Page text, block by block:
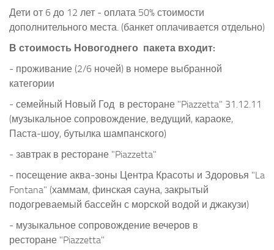
Дети от 6 до 12 лет - оплата 50% стоимости
дополнительного места. (банкет оплачивается отдельно)
В стоимость Новогоднего пакета входит:
- проживание (2/6 ночей) в номере выбранной
категории
- семейный Новый Год в ресторане "Piazzetta" 31.12.11
(музыкальное сопровождение, ведущий, караоке,
Паста-шоу, бутылка шампанского)
- завтрак в ресторане "Piazzetta"
- посещение аква-зоны Центра Красоты и Здоровья "La
Fontana" (хаммам, финская сауна, закрытый
подогреваемый бассейн с морской водой и джакузи)
- музыкальное сопровождение вечеров в
ресторане "Piazzetta"